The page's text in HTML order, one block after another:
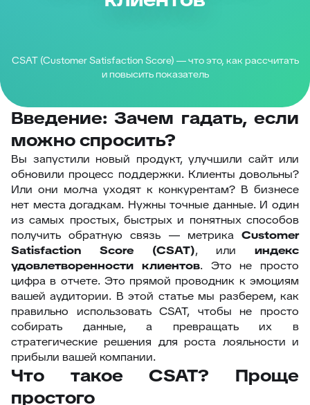
CSAT (Customer Satisfaction Score) — что это, как рассчитать
и повысить показатель
Введение: Зачем гадать, если
можно спросить?
Вы запустили новый продукт, улучшили сайт или
обновили процесс поддержки. Клиенты довольны?
Или они молча уходят к конкурентам? В бизнесе
нет места догадкам. Нужны точные данные. И один
из самых простых, быстрых и понятных способов
получить обратную связь — метрика Customer
Satisfaction Score (CSAT), или индекс
удовлетворенности клиентов. Это не просто
цифра в отчете. Это прямой проводник к эмоциям
вашей аудитории. В этой статье мы разберем, как
правильно использовать CSAT, чтобы не просто
собирать данные, а превращать их в
стратегические решения для роста лояльности и
прибыли вашей компании.
Что такое CSAT? Проще
простого